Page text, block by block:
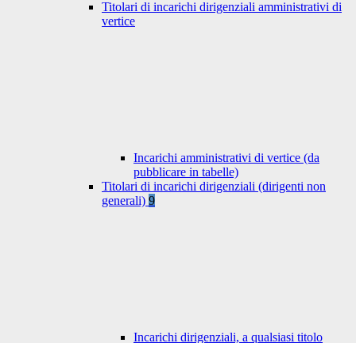
Titolari di incarichi dirigenziali amministrativi di
vertice
Incarichi amministrativi di vertice (da
pubblicare in tabelle)
Titolari di incarichi dirigenziali (dirigenti non
generali) 9
Incarichi dirigenziali, a qualsiasi titolo